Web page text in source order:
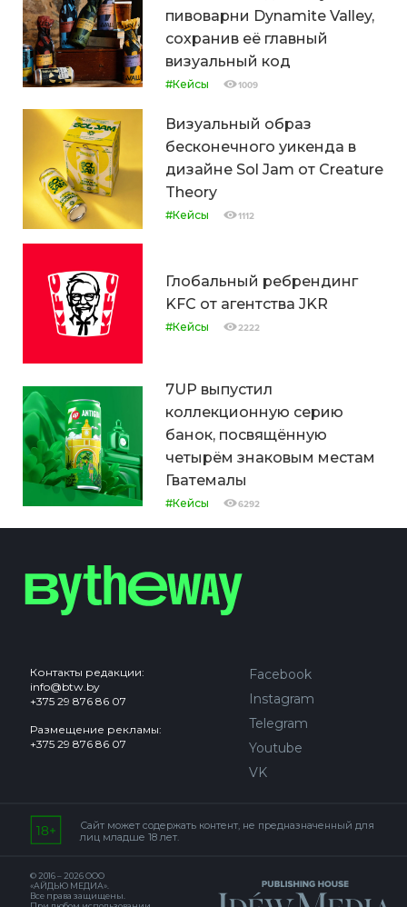
пивоварни Dynamite Valley,
сохранив её главный
визуальный код
#Кейсы 1009
Визуальный образ
бесконечного уикенда в
дизайне Sol Jam от Creature
Theory
#Кейсы 1112
Глобальный ребрендинг
KFC от агентства JKR
#Кейсы 2222
7UP выпустил
коллекционную серию
банок, посвящённую
четырём знаковым местам
Гватемалы
#Кейсы 6292
Контакты редакции:
info@btw.by
+375 29 876 86 07
Размещение рекламы:
+375 29 876 86 07
Facebook
Instagram
Telegram
Youtube
VK
Сайт может содержать контент, не предназначенный для
лиц младше 18 лет.
© 2016 – 2026 ООО
«АЙДЬЮ МЕДИА».
Все права защищены.